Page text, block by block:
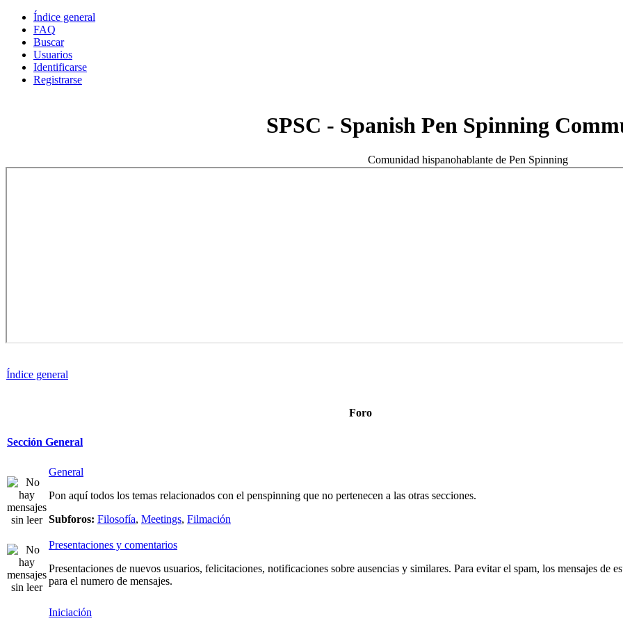
Índice general
FAQ
Buscar
Usuarios
Identificarse
Registrarse
SPSC - Spanish Pen Spinning
Comunidad hispanohablante de Pen Spinning
Índice general
Foro
Sección General
General
Pon aquí todos los temas relacionados con el penspinning que no pertenecen a las otras secciones.
Subforos: Filosofía, Meetings, Filmación
Presentaciones y comentarios
Presentaciones de nuevos usuarios, felicitaciones, notificaciones sobre ausencias y similares. Para evitar el spam, los mensajes de
para el numero de mensajes.
Iniciación